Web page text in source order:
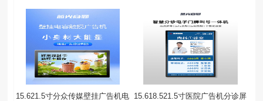
15.621.5寸分众传媒壁挂广告机电 15.618.521.5寸医院广告机分诊屏